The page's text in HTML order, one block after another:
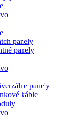
panely
panely
panely
káble